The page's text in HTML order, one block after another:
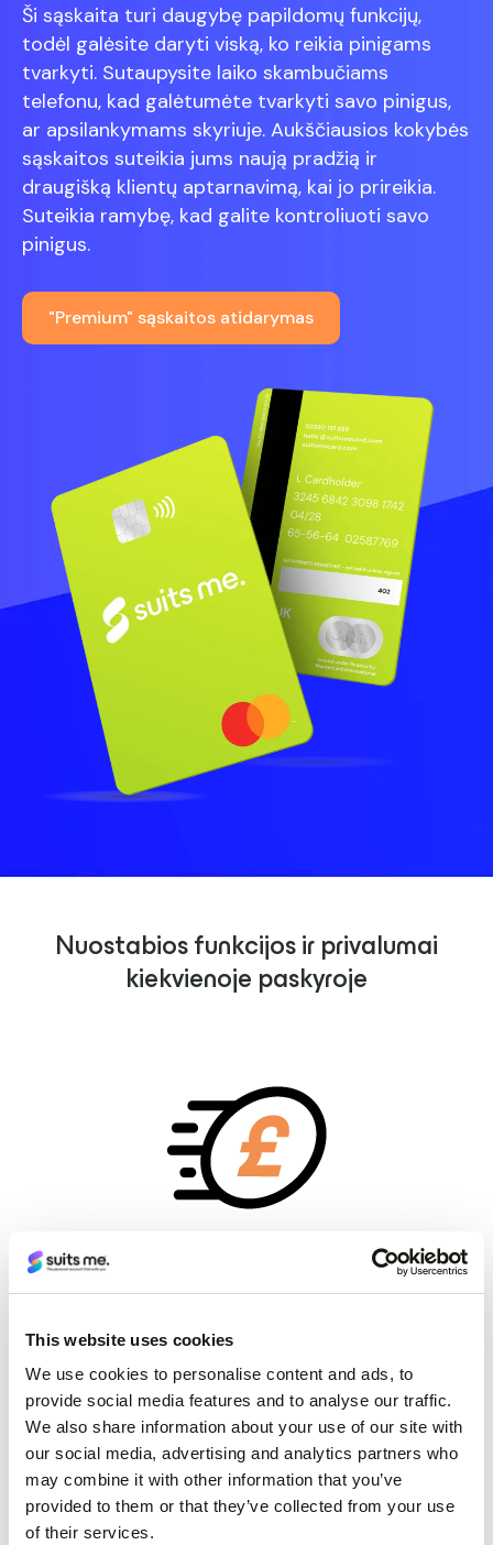
This website uses cookies
We use cookies to personalise content and ads, to
provide social media features and to analyse our traffic.
We also share information about your use of our site with
our social media, advertising and analytics partners who
may combine it with other information that you’ve
provided to them or that they’ve collected from your use
of their services.
Ši sąskaita turi daugybę papildomų funkcijų,
todėl galėsite daryti viską, ko reikia pinigams
tvarkyti. Sutaupysite laiko skambučiams
telefonu, kad galėtumėte tvarkyti savo pinigus,
ar apsilankymams skyriuje. Aukščiausios kokybės
sąskaitos suteikia jums naują pradžią ir
draugišką klientų aptarnavimą, kai jo prireikia.
Suteikia ramybę, kad galite kontroliuoti savo
pinigus.
"Premium" sąskaitos atidarymas
Nuostabios funkcijos ir privalumai
kiekvienoje paskyroje
Mokėjimai ir pervedimai
Karalystėje bei siųskite pinigus į užsienį. Gaukite
atlyginimą ar pašalpas tiesiai į savo sąskaitą,
siųskite greitąjį mokėjimą arba papildykite
sąskaitą grynaisiais pinigais bet kurioje
"PayPoint" parduotuvėje.